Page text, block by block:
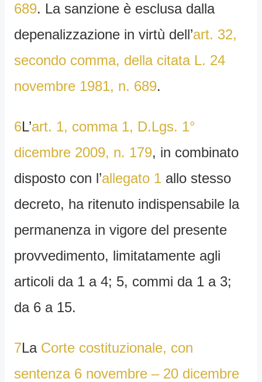
689. La sanzione è esclusa dalla
depenalizzazione in virtù dell’art. 32,
secondo comma, della citata L. 24
novembre 1981, n. 689.
6L’art. 1, comma 1, D.Lgs. 1°
dicembre 2009, n. 179, in combinato
disposto con l’allegato 1allo stesso
decreto, ha ritenuto indispensabile la
permanenza in vigore del presente
provvedimento, limitatamente agli
articoli da 1 a 4; 5, commi da 1 a 3;
da 6 a 15.
7La Corte costituzionale, con
sentenza 6 novembre – 20 dicembre